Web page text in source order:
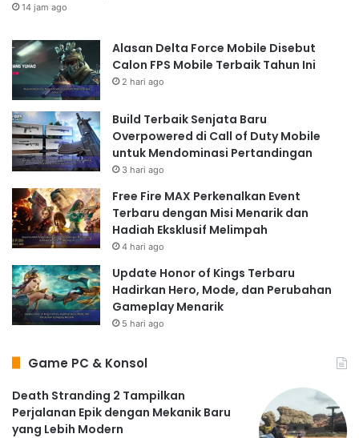
14 jam ago
Alasan Delta Force Mobile Disebut
Calon FPS Mobile Terbaik Tahun Ini
2 hari ago
Build Terbaik Senjata Baru
Overpowered di Call of Duty Mobile
untuk Mendominasi Pertandingan
3 hari ago
Free Fire MAX Perkenalkan Event
Terbaru dengan Misi Menarik dan
Hadiah Eksklusif Melimpah
4 hari ago
Update Honor of Kings Terbaru
Hadirkan Hero, Mode, dan Perubahan
Gameplay Menarik
5 hari ago
Game PC & Konsol
Death Stranding 2 Tampilkan
Perjalanan Epik dengan Mekanik Baru
yang Lebih Modern